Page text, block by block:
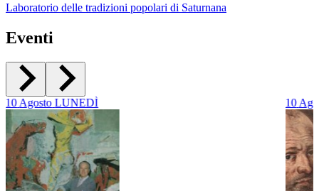
Laboratorio delle tradizioni popolari di Saturnana
Eventi
10Agosto LUNEDÌ 10